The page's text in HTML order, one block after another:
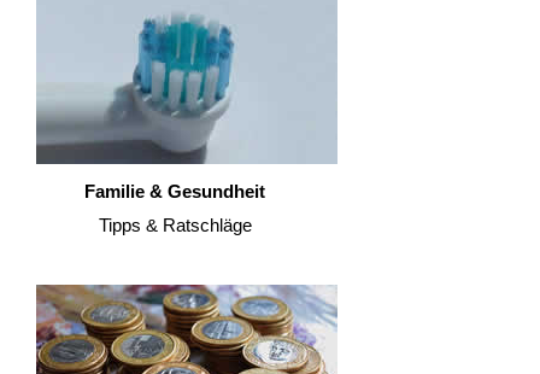
Familie & Gesundheit
Tipps & Ratschläge